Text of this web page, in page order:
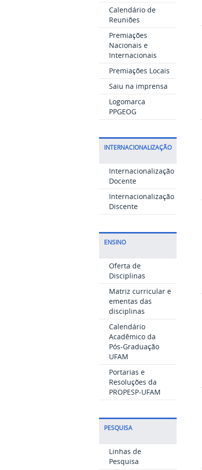
Calendário de
Reuniões
Premiações
Nacionais e
Internacionais
Premiações Locais
Saiu na imprensa
Logomarca
PPGEOG
INTERNACIONALIZAÇÃO
Internacionalização
Docente
Internacionalização
Discente
ENSINO
Oferta de
Disciplinas
Matriz curricular e
ementas das
disciplinas
Calendário
Acadêmico da
Pós-Graduação
UFAM
Portarias e
Resoluções da
PROPESP-UFAM
PESQUISA
Linhas de
Pesquisa